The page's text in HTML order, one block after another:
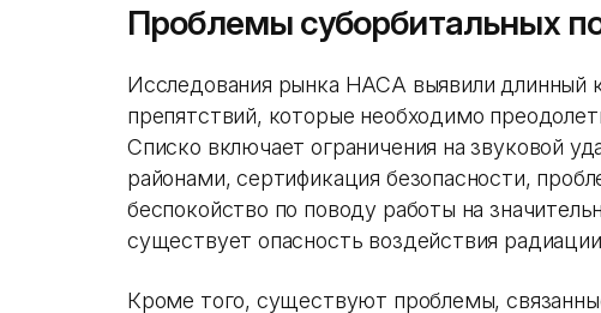
Проблемы суборбитальных
Исследования рынка НАСА выявили длинный
препятствий, которые необходимо
Списко включает ограничения на звуковой
районами, сертификация безопасности,
беспокойство по поводу работы на
существует опасность воздействия
Кроме того, существуют проблемы,